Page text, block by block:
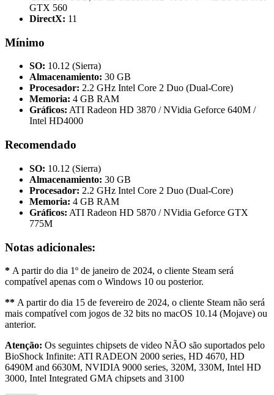
GTX 560
DirectX: 11
Mínimo
SO: 10.12 (Sierra)
Almacenamiento: 30 GB
Procesador: 2.2 GHz Intel Core 2 Duo (Dual-Core)
Memoria: 4 GB RAM
Gráficos: ATI Radeon HD 3870 / NVidia Geforce 640M /
Intel HD4000
Recomendado
SO: 10.12 (Sierra)
Almacenamiento: 30 GB
Procesador: 2.2 GHz Intel Core 2 Duo (Dual-Core)
Memoria: 4 GB RAM
Gráficos: ATI Radeon HD 5870 / NVidia Geforce GTX
775M
Notas adicionales:
* A partir do dia 1º de janeiro de 2024, o cliente Steam será
compatível apenas com o Windows 10 ou posterior.
** A partir do dia 15 de fevereiro de 2024, o cliente Steam não será
mais compatível com jogos de 32 bits no macOS 10.14 (Mojave) ou
anterior.
Atenção: Os seguintes chipsets de video NÃO são suportados pelo
BioShock Infinite: ATI RADEON 2000 series, HD 4670, HD
6490M and 6630M, NVIDIA 9000 series, 320M, 330M, Intel HD
3000, Intel Integrated GMA chipsets and 3100